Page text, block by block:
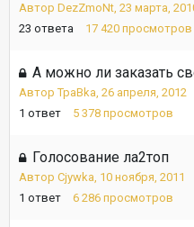
Автор DezZmoNt, 23 марта,
23 ответа 17 420 просмотров
А можно ли заказать
АвторTpaBka, 26 апреля, 2012
1 ответ 5 378 просмотров
Голосование ла2топ
Автор Cjywka, 10 ноября, 2011
1 ответ 6 286 просмотров